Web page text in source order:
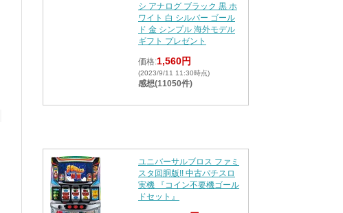
シ アナログ ブラック 黒 ホ
ワイト 白 シルバー ゴール
ド 金 シンプル 海外モデル
ギフト プレゼント
価格:1,560円
(2023/9/11 11:30時点)
感想(11050件)
ユニバーサルブロス ファミ
スタ回胴版!! 中古パチスロ
実機 『コイン不要機ゴール
ドセット』